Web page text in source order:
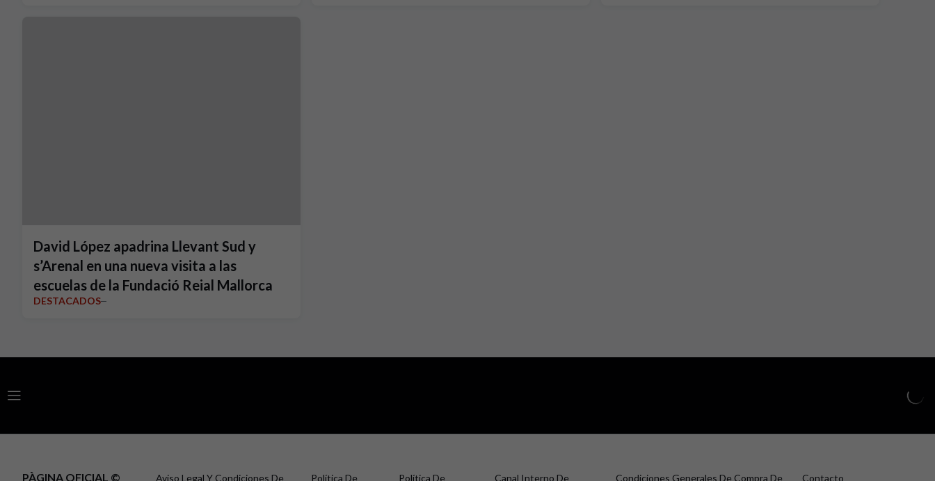
David López apadrina Llevant Sud y
s’Arenal en una nueva visita a las
escuelas de la Fundació Reial Mallorca
DESTACADOS
Aviso Legal Y Condiciones De Política De Política De Canal Interno De Condiciones Generales De Compra De Contacto
PÀGINA OFICIAL ©